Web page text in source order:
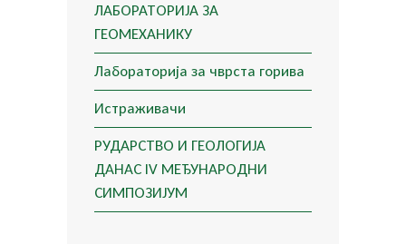
ЛАБОРАТОРИЈА ЗА
ГЕОМЕХАНИКУ
Лабораторија за чврста горива
Истраживачи
РУДАРСТВО И ГЕОЛОГИЈА
ДАНАС IV МЕЂУНАРОДНИ
СИМПОЗИЈУМ